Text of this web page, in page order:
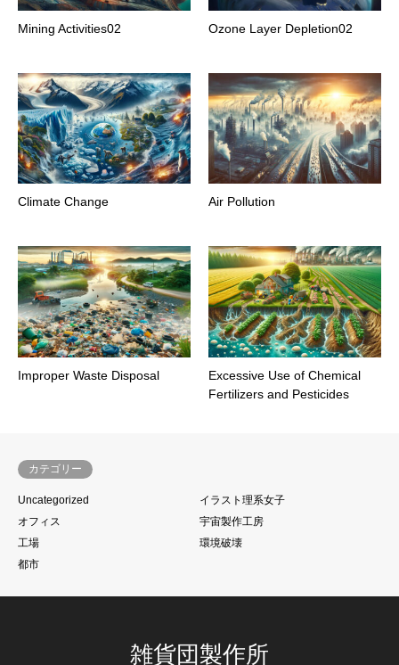
Mining Activities02 Ozone Layer Depletion02
Climate Change Air Pollution
Improper Waste Disposal
Excessive Use of Chemical
Fertilizers and Pesticides
カテゴリー
Uncategorized
イラスト理系女子
オフィス
宇宙製作工房
工場
環境破壊
都市
雑貨団製作所